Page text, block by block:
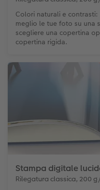
Colori naturali e
meglio le tue foto su una
scegliere una copertina
copertina rigida.
Stampa digitale
Rilegatura classica, 200